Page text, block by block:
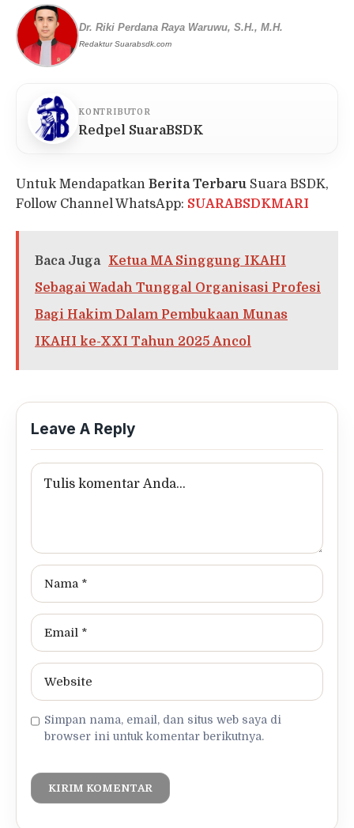
Dr. Riki Perdana Raya Waruwu, S.H., M.H.
Redaktur Suarabsdk.com
KONTRIBUTOR
Redpel SuaraBSDK
Untuk Mendapatkan Berita Terbaru Suara BSDK,
Follow Channel WhatsApp: SUARABSDKMARI
Baca Juga
Ketua MA Singgung IKAHI
Sebagai Wadah Tunggal Organisasi Profesi
Bagi Hakim Dalam Pembukaan Munas
IKAHI ke-XXI Tahun 2025 Ancol
Leave A Reply
Simpan nama, email, dan situs web saya di
browser ini untuk komentar berikutnya.